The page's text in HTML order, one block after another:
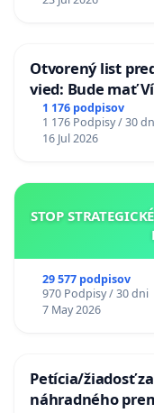
Otvorený list
vied: Bude mať
chrbticu?
1 176 podpisov
1 176 Podpisy / 30
16 Jul 2026
STOP
29 577 podpisov
970 Podpisy / 30 dni
7 May 2026
Petícia/žiadosť
náhradného